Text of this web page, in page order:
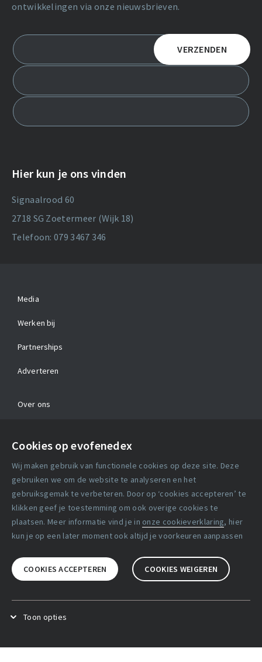
Cookies op evofenedex
Wij maken gebruik van functionele cookies op deze site. Deze
gebruiken we om de website te analyseren en het
gebruiksgemak te verbeteren. Door op ‘cookies accepteren’ te
klikken geef je toestemming om ook overige cookies te
plaatsen. Meer informatie vind je in onze cookieverklaring, hier
kun je op een later moment ook altijd je voorkeuren aanpassen
COOKIES ACCEPTEREN COOKIES WEIGEREN
Toon opties
ontwikkelingen via onze nieuwsbrieven.
Hier kun je ons vinden
Signaalrood 60
2718 SG Zoetermeer (Wijk 18)
Telefoon: 079 3467 346
Media
Werken bij
Partnerships
Adverteren
Over ons
Algemene voorwaarden
Cookie verklaring
Copyright statement
Lidmaatschapsvoorwaarden
Disclaimer
Privacy verklaring